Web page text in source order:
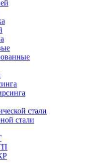
стали
стали